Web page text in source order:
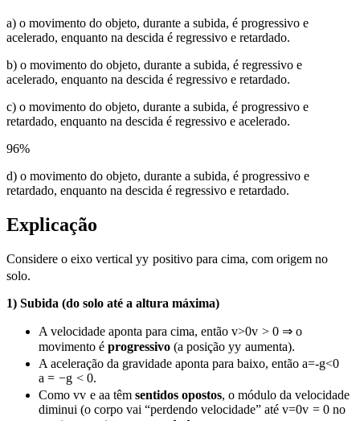
a) o movimento do objeto, durante a subida, é progressivo e
acelerado, enquanto na descida é regressivo e retardado.
b) o movimento do objeto, durante a subida, é regressivo e
acelerado, enquanto na descida é regressivo e retardado.
c) o movimento do objeto, durante a subida, é progressivo e
retardado, enquanto na descida é regressivo e acelerado.
96%
d) o movimento do objeto, durante a subida, é progressivo e
retardado, enquanto na descida é regressivo e retardado.
Explicação
Considere o eixo vertical yy positivo para cima, com origem no
solo.
1) Subida (do solo até a altura máxima)
A velocidade aponta para cima, então v>0v > 0 ⇒ o
movimento é progressivo (a posição yy aumenta).
A aceleração da gravidade aponta para baixo, então a=-g<0
a = −g < 0.
Como vv e aa têm sentidos opostos, o módulo da velocidade
diminui (o corpo vai “perdendo velocidade” até v=0v = 0 no